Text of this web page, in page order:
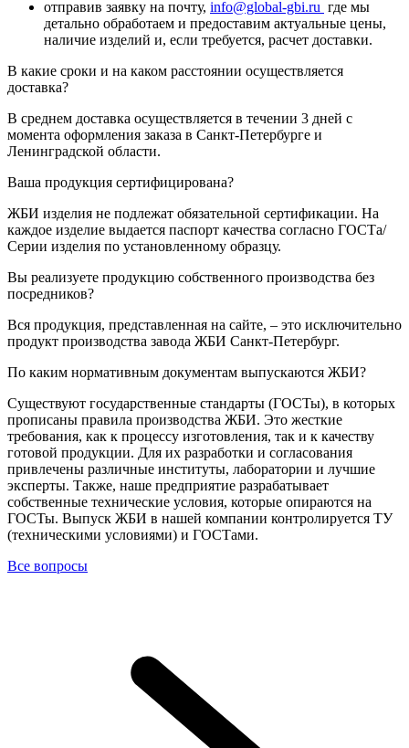
отправив заявку на почту, info@global-gbi.ru где мы
детально обработаем и предоставим актуальные цены,
наличие изделий и, если требуется, расчет доставки.
В какие сроки и на каком расстоянии осуществляется
доставка?
В среднем доставка осуществляется в течении 3 дней с
момента оформления заказа в Санкт-Петербурге и
Ленинградской области.
Ваша продукция сертифицирована?
ЖБИ изделия не подлежат обязательной сертификации. На
каждое изделие выдается паспорт качества согласно ГОСТа/
Серии изделия по установленному образцу.
Вы реализуете продукцию собственного производства без
посредников?
Вся продукция, представленная на сайте, – это исключительно
продукт производства завода ЖБИ Санкт-Петербург.
По каким нормативным документам выпускаются ЖБИ?
Существуют государственные стандарты (ГОСТы), в которых
прописаны правила производства ЖБИ. Это жесткие
требования, как к процессу изготовления, так и к качеству
готовой продукции. Для их разработки и согласования
привлечены различные институты, лаборатории и лучшие
эксперты. Также, наше предприятие разрабатывает
собственные технические условия, которые опираются на
ГОСТы. Выпуск ЖБИ в нашей компании контролируется ТУ
(техническими условиями) и ГОСТами.
Все вопросы